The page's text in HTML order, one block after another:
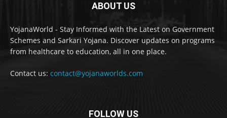
ABOUT US
YojanaWorld - Stay Informed with the Latest on Government
Schemes and Sarkari Yojana. Discover updates on programs
from healthcare to education, all in one place.
Contact us: contact@yojanaworlds.com
FOLLOW US